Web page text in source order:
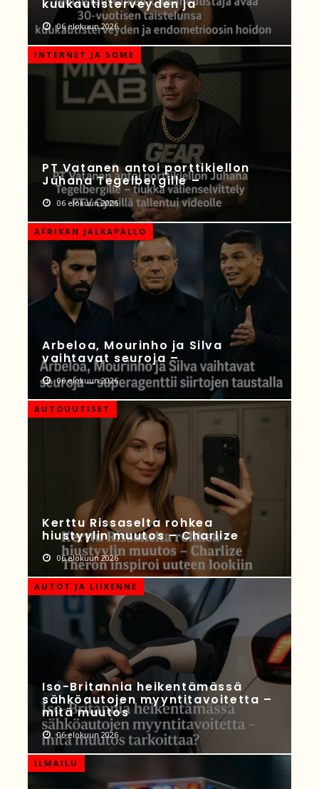
kuukautisterveyden ja
06 elokuun 2026
INTERNET JA SOME
PT Vatanen antoi porttikiellon
Juhana Tegelbergille –
06 elokuun 2026
AFRIKAN JALKAPALLO
Arbeloa, Mourinho ja Silva
vaihtavat seuroja –
06 elokuun 2026
AUTOUUTISET
Kerttu Rissaselta rohkea
hiustyylin muutos – Charlize
06 elokuun 2026
AUTOT JA LIIKENNE
Iso-Britannia heikentämässä
sähköautojen myyntitavoitetta –
mitä muutos
06 elokuun 2026
ILMAILU